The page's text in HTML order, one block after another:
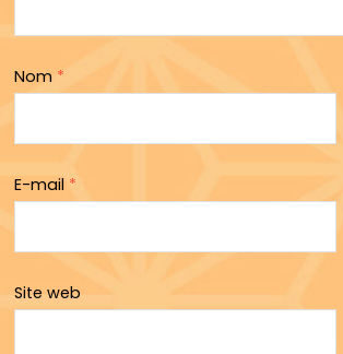
Nom *
E-mail *
Site web